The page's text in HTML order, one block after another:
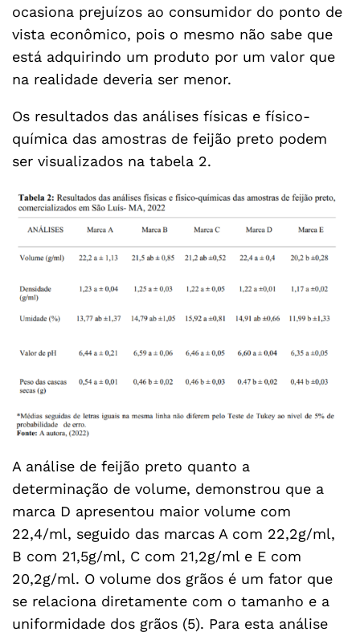
ocasiona prejuízos ao consumidor do ponto de
vista econômico, pois o mesmo não sabe que
está adquirindo um produto por um valor que
na realidade deveria ser menor.
Os resultados das análises físicas e físico-
química das amostras de feijão preto podem
ser visualizados na tabela 2.
A análise de feijão preto quanto a
determinação de volume, demonstrou que a
marca D apresentou maior volume com
22,4/ml, seguido das marcas A com 22,2g/ml,
B com 21,5g/ml, C com 21,2g/ml e E com
20,2g/ml. O volume dos grãos é um fator que
se relaciona diretamente com o tamanho e a
uniformidade dos grãos (5). Para esta análise